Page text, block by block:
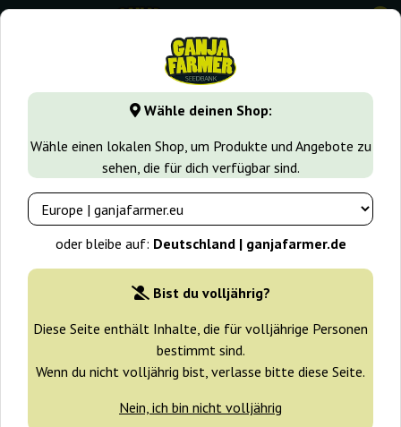
Wähle deinen Shop:
Wähle einen lokalen Shop, um Produkte und Angebote zu
sehen, die für dich verfügbar sind.
oder bleibe auf: Deutschland | ganjafarmer.de
Bist du volljährig?
Diese Seite enthält Inhalte, die für volljährige Personen
bestimmt sind.
Wenn du nicht volljährig bist, verlasse bitte diese Seite.
Nein, ich bin nicht volljährig
0
GanjaFarmer.de Samen arten Indica samen Trans